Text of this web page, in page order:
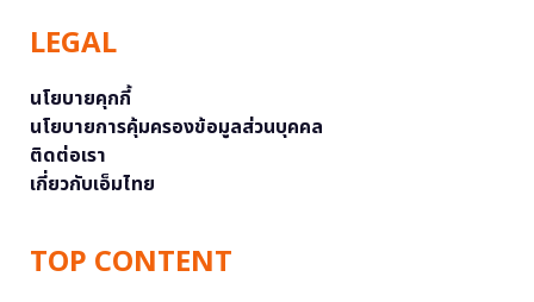
LEGAL
นโยบายคุกกี้
นโยบายการคุ้มครองข้อมูลส่วนบุคคล
ติดต่อเรา
เกี่ยวกับเอ็มไทย
TOP CONTENT